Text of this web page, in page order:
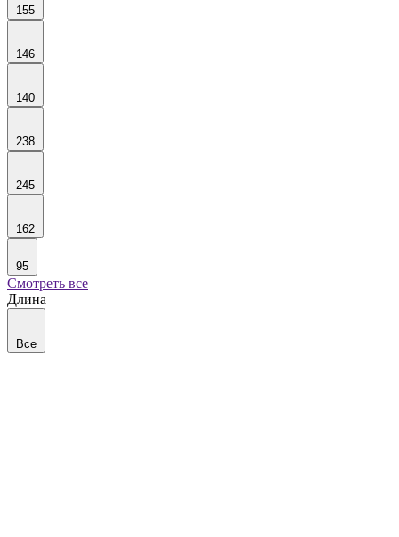
155
146
140
238
245
162
95
Смотреть все
Длина
Все